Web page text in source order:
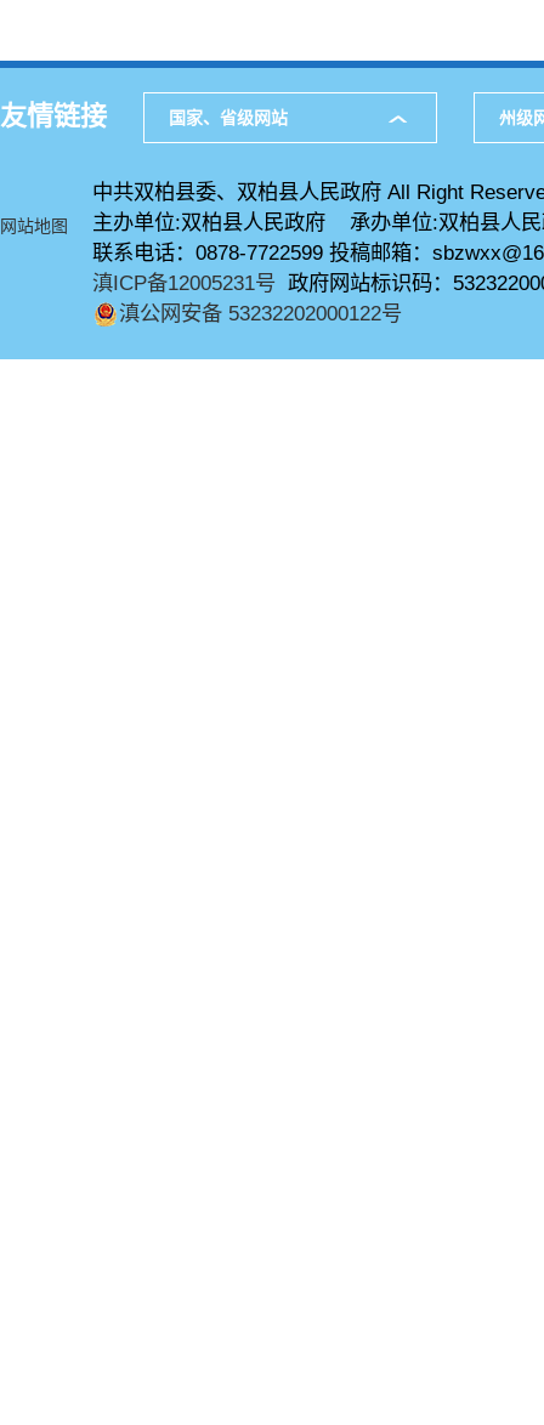
友情链接 国家、省级网站 州级
网站地图
中共双柏县委、双柏县人民政府 All Right
主办单位:双柏县人民政府 承办单位:双柏县人
联系电话：0878-7722599 投稿邮箱：
滇ICP备12005231号 政府网站标识码：
滇公网安备 53232202000122号